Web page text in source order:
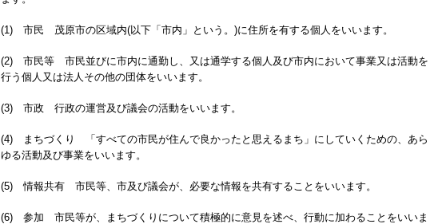
(1) 市民 茂原市の区域内(以下「市内」という。)に住所を有する個人をいいます。
(2) 市民等 市民並びに市内に通勤し、又は通学する個人及び市内において事業又は活動を
行う個人又は法人その他の団体をいいます。
(3) 市政 行政の運営及び議会の活動をいいます。
(4) まちづくり 「すべての市民が住んで良かったと思えるまち」にしていくための、あら
ゆる活動及び事業をいいます。
(5) 情報共有 市民等、市及び議会が、必要な情報を共有することをいいます。
(6) 参加 市民等が、まちづくりについて積極的に意見を述べ、行動に加わることをいいま